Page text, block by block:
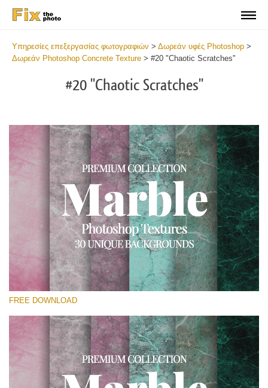
Υπηρεσίες επεξεργασίας φωτογραφιών > Δωρεάν υφές Photoshop >
Δωρεάν Photoshop Concrete Texture > #20 "Chaotic Scratches"
#20 "Chaotic Scratches"
Please select
Small 800*533px
Real Marble
(30 Textures)
FREE DOWNLOAD